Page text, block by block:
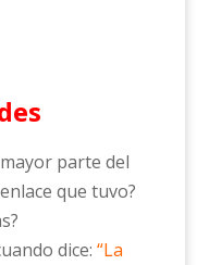
parte del
que tuvo?
dice: “La